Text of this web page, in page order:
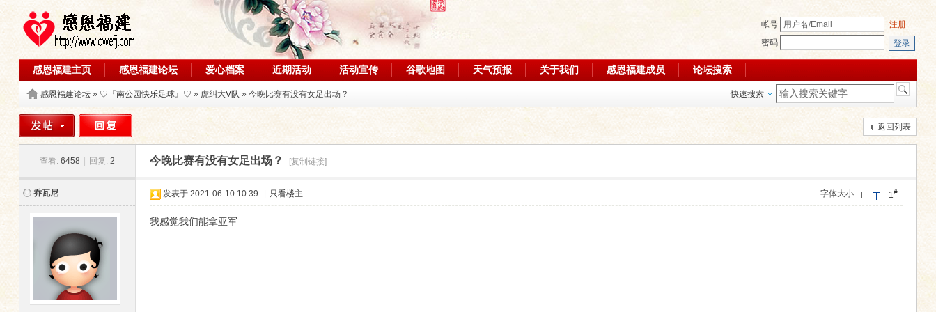
帐号
注册
密码
登录
感恩福建主页 感恩福建论坛 爱心档案 近期活动 活动宣传 谷歌地图 天气预报 关于我们 感恩福建成员 论坛搜索
快速搜索
感恩福建论坛» ♡『南公园快乐足球』♡ » 虎纠大V队 » 今晚比赛有没有女足出场？
返回列表
查看: 6458 回复: 2 今晚比赛有没有女足出场？ [复制链接]
乔瓦尼 1#
字体大小:
发表于 2021-06-10 10:39 只看楼主
我感觉我们能拿亚军